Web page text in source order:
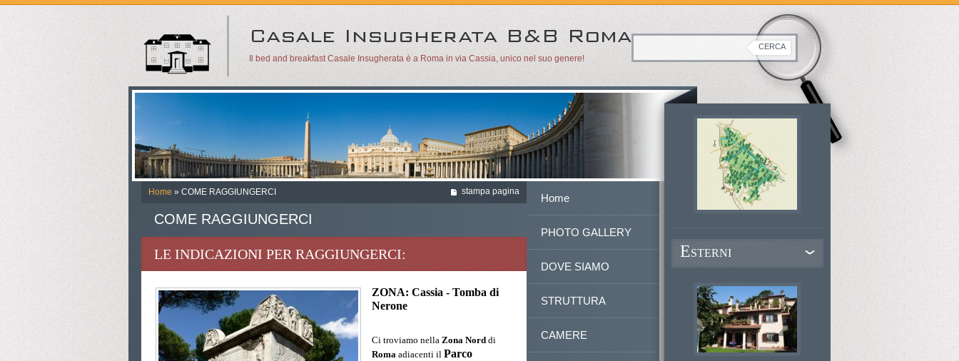
Il bed and breakfast Casale Insugherata è a Roma in via Cassia, unico nel suo genere!
Home » COME RAGGIUNGERCI
COME RAGGIUNGERCI
stampa pagina
LE INDICAZIONI PER RAGGIUNGERCI:
ZONA: Cassia - Tomba di
Nerone
Ci troviamo nella Zona Nord di
Roma adiacenti il Parco
Home
PHOTO GALLERY
DOVE SIAMO
STRUTTURA
CAMERE
ESTERNI